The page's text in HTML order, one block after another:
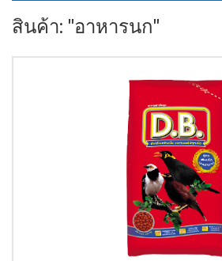
สินค้า: "อาหารนก"